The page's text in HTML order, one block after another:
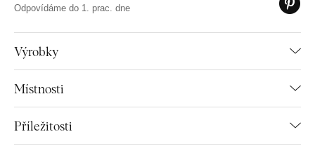
Výrobky
Místnosti
Příležitosti
Odpovídáme do 1. prac. dne